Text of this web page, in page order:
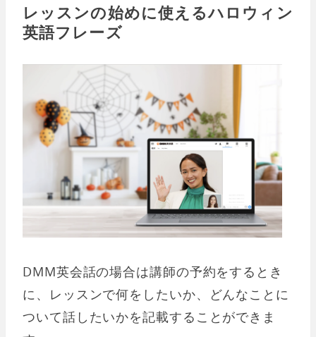
レッスンの始めに使えるハロウィン
英語フレーズ
DMM英会話の場合は講師の予約をするとき
に、レッスンで何をしたいか、どんなことに
ついて話したいかを記載することができま